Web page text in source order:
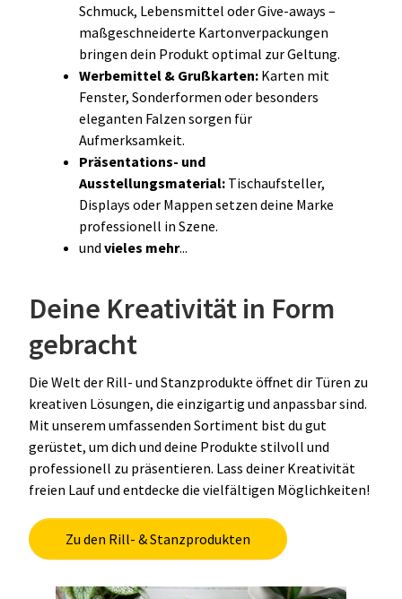
Schmuck, Lebensmittel oder Give-aways –
maßgeschneiderte Kartonverpackungen
bringen dein Produkt optimal zur Geltung.
Werbemittel & Grußkarten: Karten mit
Fenster, Sonderformen oder besonders
eleganten Falzen sorgen für
Aufmerksamkeit.
Präsentations- und
Ausstellungsmaterial: Tischaufsteller,
Displays oder Mappen setzen deine Marke
professionell in Szene.
und vieles mehr...
Deine Kreativität in Form
gebracht
Die Welt der Rill- und Stanzprodukte öffnet dir Türen zu
kreativen Lösungen, die einzigartig und anpassbar sind.
Mit unserem umfassenden Sortiment bist du gut
gerüstet, um dich und deine Produkte stilvoll und
professionell zu präsentieren. Lass deiner Kreativität
freien Lauf und entdecke die vielfältigen Möglichkeiten!
Zu den Rill- & Stanzprodukten